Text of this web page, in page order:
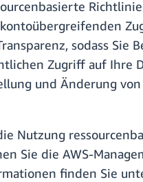
sodass
Zugriff auf Ihre
und Änderung
Nutzung
Sie die AWS-
finden Sie